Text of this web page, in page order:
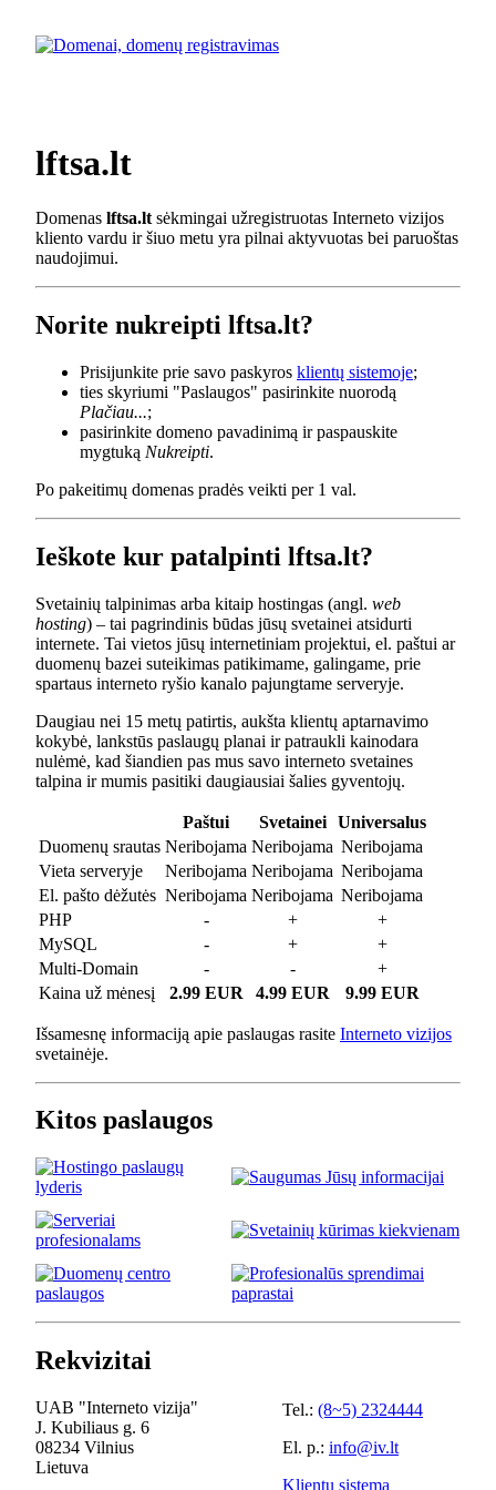
lftsa.lt
Domenas lftsa.lt sėkmingai užregistruotas Interneto vizijos
kliento vardu ir šiuo metu yra pilnai aktyvuotas bei paruoštas
naudojimui.
Norite nukreipti lftsa.lt?
Prisijunkite prie savo paskyros klientų sistemoje;
ties skyriumi "Paslaugos" pasirinkite nuorodą
Plačiau...;
pasirinkite domeno pavadinimą ir paspauskite
mygtuką Nukreipti.
Po pakeitimų domenas pradės veikti per 1 val.
Ieškote kur patalpinti lftsa.lt?
Svetainių talpinimas arba kitaip hostingas (angl. web
hosting) – tai pagrindinis būdas jūsų svetainei atsidurti
internete. Tai vietos jūsų internetiniam projektui, el. paštui ar
duomenų bazei suteikimas patikimame, galingame, prie
spartaus interneto ryšio kanalo pajungtame serveryje.
Daugiau nei 15 metų patirtis, aukšta klientų aptarnavimo
kokybė, lankstūs paslaugų planai ir patraukli kainodara
nulėmė, kad šiandien pas mus savo interneto svetaines
talpina ir mumis pasitiki daugiausiai šalies gyventojų.
Paštui Svetainei
Universalus
Duomenų srautas Neribojama Neribojama Neribojama
Vieta serveryje
Neribojama Neribojama Neribojama
El. pašto dėžutės Neribojama Neribojama Neribojama
PHP
- +
+
MySQL
- +
+
Multi-Domain
- -
+
Kaina už mėnesį
2.99 EUR 4.99 EUR 9.99 EUR
Išsamesnę informaciją apie paslaugas rasite Interneto vizijos
svetainėje.
Kitos paslaugos
Rekvizitai
UAB "Interneto vizija"
J. Kubiliaus g. 6
08234 Vilnius
Lietuva
Tel.: (8~5) 2324444
El. p.: info@iv.lt
Klientų sistema